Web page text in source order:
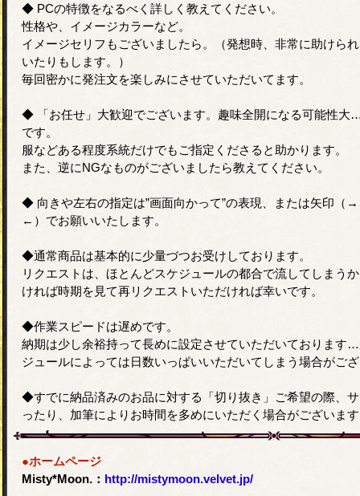
◆ PCの特徴をなるべく詳しく教えてください。
性格や、イメージカラーなど。
イメージセリフもございましたら。（発想時、非常に助けら
いたりもします。）
毎回密かに発注文を楽しみにさせていただいてます。
◆ 「お任せ」大歓迎でございます。趣味全開になる可能性
です。
服などある程度系統だけでもご指定くださると助かります。
また、逆にNGなものがございましたら教えてください。
◆ 向きや左右の指定は”画面向かって”の表現、または矢印（
←）でお願いいたします。
◆通常商品は基本的に少量づつお受けしております。
リクエストは、ほとんどスケジュールの都合で流してしまう
ければ時期を見て再リクエストいただければ幸いです。
◆作業スピードは遅めです。
納期は少し余裕持って長めに設定させていただいております
ジュールによっては日数いっぱいいただいてしまう場合がご
◆すでに納品済みのお品に対する「切り抜き」ご希望の際、
ったり、加筆によりお時間を多めにいただく場合がございま
●ホームページ
Misty*Moon.： http://mistymoon.velvet.jp/